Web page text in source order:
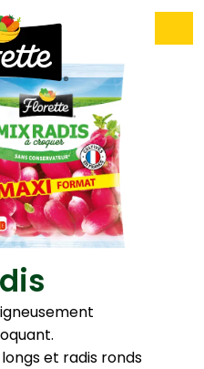
longs et radis ronds